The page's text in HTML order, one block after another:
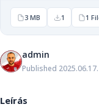
3 MB 1 1
admin
Published
Leírás